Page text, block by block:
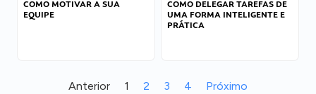
COMO MOTIVAR A SUA
EQUIPE
COMO DELEGAR TAREFAS DE
UMA FORMA INTELIGENTE E
PRÁTICA
Anterior 1 2 3 4 Próximo